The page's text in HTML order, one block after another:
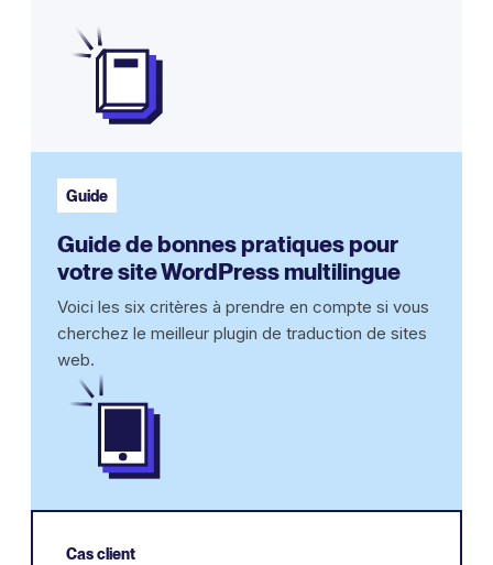
Guide
Guide de bonnes pratiques pour
votre site WordPress multilingue
Voici les six critères à prendre en compte si vous
cherchez le meilleur plugin de traduction de sites
web.
Cas client